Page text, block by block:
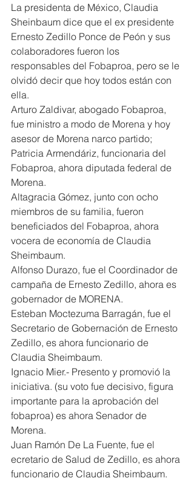
La presidenta de México, Claudia
Sheinbaum dice que el ex presidente
Ernesto Zedillo Ponce de Peón y sus
colaboradores fueron los
responsables del Fobaproa, pero se le
olvidó decir que hoy todos están con
ella.
Arturo Zaldivar, abogado Fobaproa,
fue ministro a modo de Morena y hoy
asesor de Morena narco partido;
Patricia Armendáriz, funcionaria del
Fobaproa, ahora diputada federal de
Morena.
Altagracia Gómez, junto con ocho
miembros de su familia, fueron
beneficiados del Fobaproa, ahora
vocera de economía de Claudia
Sheimbaum.
Alfonso Durazo, fue el Coordinador de
campaña de Ernesto Zedillo, ahora es
gobernador de MORENA.
Esteban Moctezuma Barragán, fue el
Secretario de Gobernación de Ernesto
Zedillo, es ahora funcionario de
Claudia Sheimbaum.
Ignacio Mier.- Presento y promovió la
iniciativa. (su voto fue decisivo, figura
importante para la aprobación del
fobaproa) es ahora Senador de
Morena.
Juan Ramón De La Fuente, fue el
ecretario de Salud de Zedillo, es ahora
funcionario de Claudia Sheimbaum.